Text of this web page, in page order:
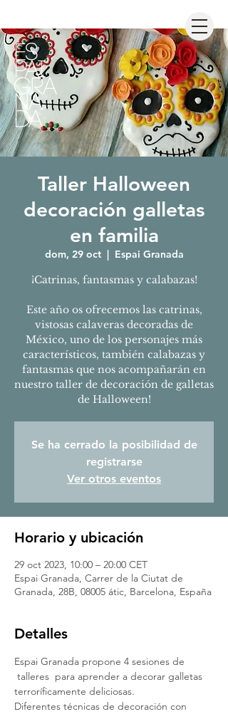
Taller Halloween
decoración galletas
en familia
dom, 29 oct
  |
Espai Granada
¡Catrinas, fantasmas y calabazas!
Este año os ofrecemos las catrinas,
vistosas calaveras decoradas de
México, uno de los personajes más
característicos, también calabazas y
fantasmas que nos acompañarán en
nuestro taller de decoración de galletas
de Halloween!
Se ha cerrado la posibilidad de
registrarse
Ver otros eventos
Horario y ubicación
29 oct 2023, 10:00 – 20:00 CET
Espai Granada, Carrer de la Ciutat de
Granada, 28B, 08005 átic, Barcelona, España
Detalles
Espai Granada propone 4 sesiones de
talleres  para aprender a decorar galletas
terroríficamente deliciosas.
Diferentes técnicas de decoración con